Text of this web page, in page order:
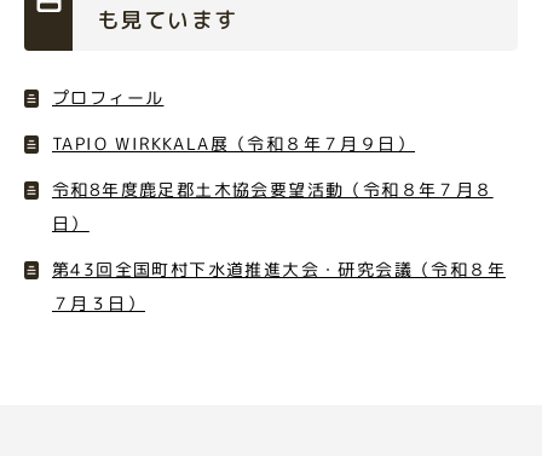
も見ています
プロフィール
TAPIO WIRKKALA展（令和８年７月９日）
令和8年度鹿足郡土木協会要望活動（令和８年７月８
日）
第43回全国町村下水道推進大会・研究会議（令和８年
７月３日）